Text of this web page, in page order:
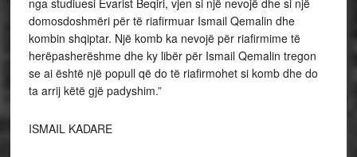
domosdoshmëri për të riafirmuar Ismail Qemalin dhe
kombin shqiptar. Një komb ka nevojë për riafirmime të
herëpasherëshme dhe ky libër për Ismail Qemalin tregon
se ai është një popull që do të riafirmohet si komb dhe do
ta arrij këtë gjë padyshim.”
ISMAIL KADARE